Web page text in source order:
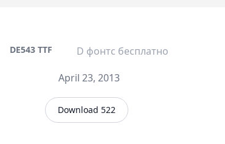
DE543 TTF
D фонтс бесплатно
April 23, 2013
Download 522